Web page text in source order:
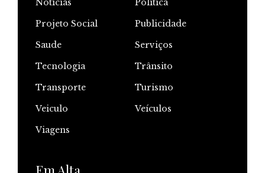
Notícias
Politica
Projeto Social
Publicidade
Saude
Serviços
Tecnologia
Trânsito
Transporte
Turismo
Veiculo
Veículos
Viagens